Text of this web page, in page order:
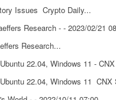
Issues Crypto Daily...
Research - - 2023/02/21
Research...
22.04, Windows 11 -
22.04, Windows 11 CNX